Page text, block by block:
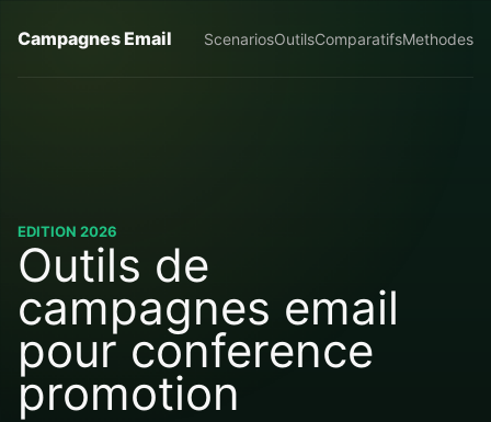
Campagnes Email ScenariosOutilsComparatifsMethodes
EDITION 2026
Outils de
campagnes email
pour conference
promotion